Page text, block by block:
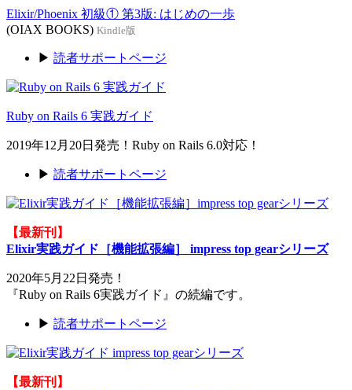
Elixir/Phoenix 初級① 第3版: はじめの一歩
(OIAX BOOKS) Kindle版
▶ 読者サポートページ
Ruby on Rails 6 実践ガイド
2019年12月20日発売！Ruby on Rails 6.0対応！
▶ 読者サポートページ
【最新刊】
Elixir実践ガイド［機能拡張編］ impress top gearシリーズ
2020年5月22日発売！
『Ruby on Rails 6実践ガイド』の続編です。
▶ 読者サポートページ
【最新刊】